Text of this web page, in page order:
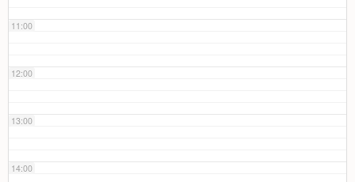
11:00
12:00
13:00
14:00